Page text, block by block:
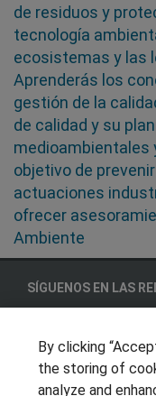
de residuos y
tecnología
ecosistemas y las
Aprenderás los
gestión de la
de calidad y su
medioambientales
objetivo de
actuaciones
ofrecer
Ambiente
SÍGUENOS EN LAS
OTROS GRUPOS DE
By clicking
the storing of
analyze and